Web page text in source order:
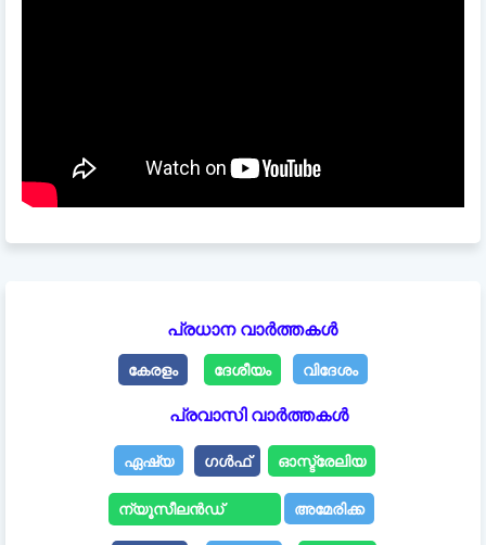
പ്രധാന വാർത്തകൾ
കേരളം ദേശീയം വിദേശം
പ്രവാസി വാർത്തകൾ
ഏഷ്യ ഗൾഫ് ഓസ്ട്രേലിയ
ന്യൂസീലൻഡ് അമേരിക്ക